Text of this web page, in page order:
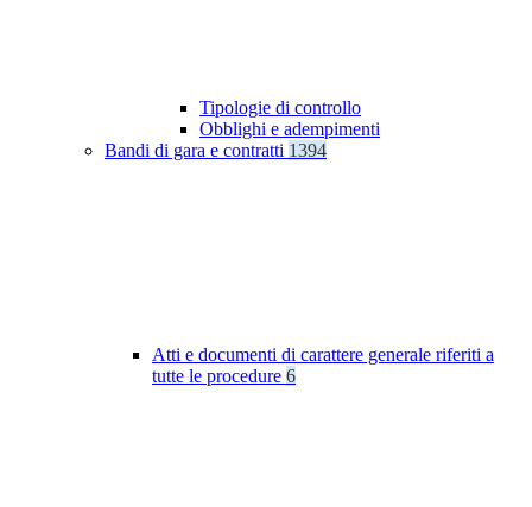
Tipologie di controllo
Obblighi e adempimenti
Bandi di gara e contratti 1394
Atti e documenti di carattere generale riferiti a
tutte le procedure 6